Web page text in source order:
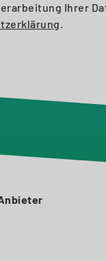
Ihrer
.